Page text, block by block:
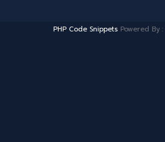
PHP Code Snippets Powered By :